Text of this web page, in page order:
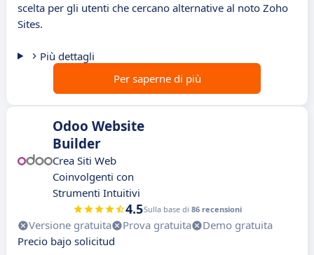
scelta per gli utenti che cercano alternative al noto Zoho
Sites.
Più dettagli
Per saperne di più
Odoo Website
Builder
Crea Siti Web
Coinvolgenti con
Strumenti Intuitivi
4.5Sulla base di 86 recensioni
Versione gratuita Prova gratuita
Demo gratuita
Precio bajo solicitud